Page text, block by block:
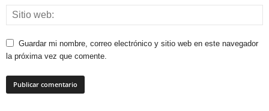
Guardar mi nombre, correo electrónico y sitio web en este navegador
la próxima vez que comente.